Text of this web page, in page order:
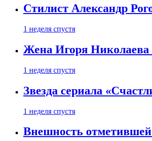
Стилист Александр
1 неделя спустя
Жена Игоря Николаева
1 неделя спустя
Звезда сериала
1 неделя спустя
Внешность отметившей